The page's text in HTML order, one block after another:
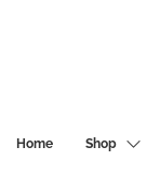
Home Shop